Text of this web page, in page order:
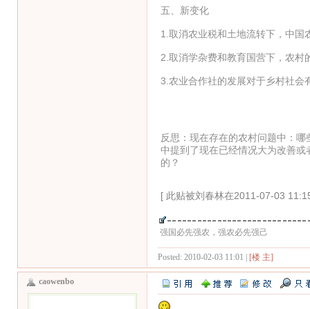
五、新变化
1.取消农业税和土地流转下，中国
2.取消学杂费和教育国营下，农村
3.农业合作社的发展对于乡村社会
反思：现在存在的农村问题中：
中提到了现在已经情况大为改善
的？
[ 此贴被刘春林在2011-07-03
强国必先强农，强农必先强己
Posted: 2010-02-03 11:01 | [楼 主]
caowenbo